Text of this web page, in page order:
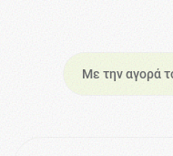
Με την αγορά